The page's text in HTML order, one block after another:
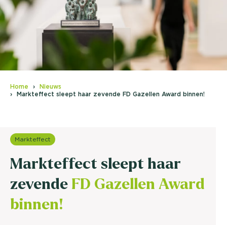
Home
Nieuws
Markteffect sleept haar zevende FD Gazellen Award binnen!
Markteffect
Markteffect sleept haar
zevende FD Gazellen Award
binnen!